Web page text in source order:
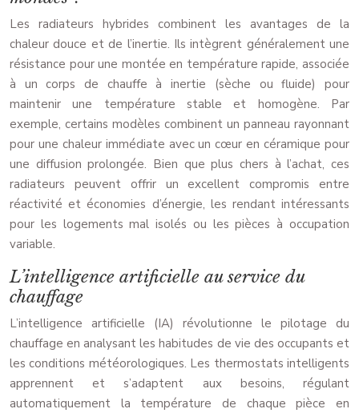
Les radiateurs hybrides combinent les avantages de la
chaleur douce et de l’inertie. Ils intègrent généralement une
résistance pour une montée en température rapide, associée
à un corps de chauffe à inertie (sèche ou fluide) pour
maintenir une température stable et homogène. Par
exemple, certains modèles combinent un panneau rayonnant
pour une chaleur immédiate avec un cœur en céramique pour
une diffusion prolongée. Bien que plus chers à l’achat, ces
radiateurs peuvent offrir un excellent compromis entre
réactivité et économies d’énergie, les rendant intéressants
pour les logements mal isolés ou les pièces à occupation
variable.
L’intelligence artificielle au service du
chauffage
L’intelligence artificielle (IA) révolutionne le pilotage du
chauffage en analysant les habitudes de vie des occupants et
les conditions météorologiques. Les thermostats intelligents
apprennent et s’adaptent aux besoins, régulant
automatiquement la température de chaque pièce en